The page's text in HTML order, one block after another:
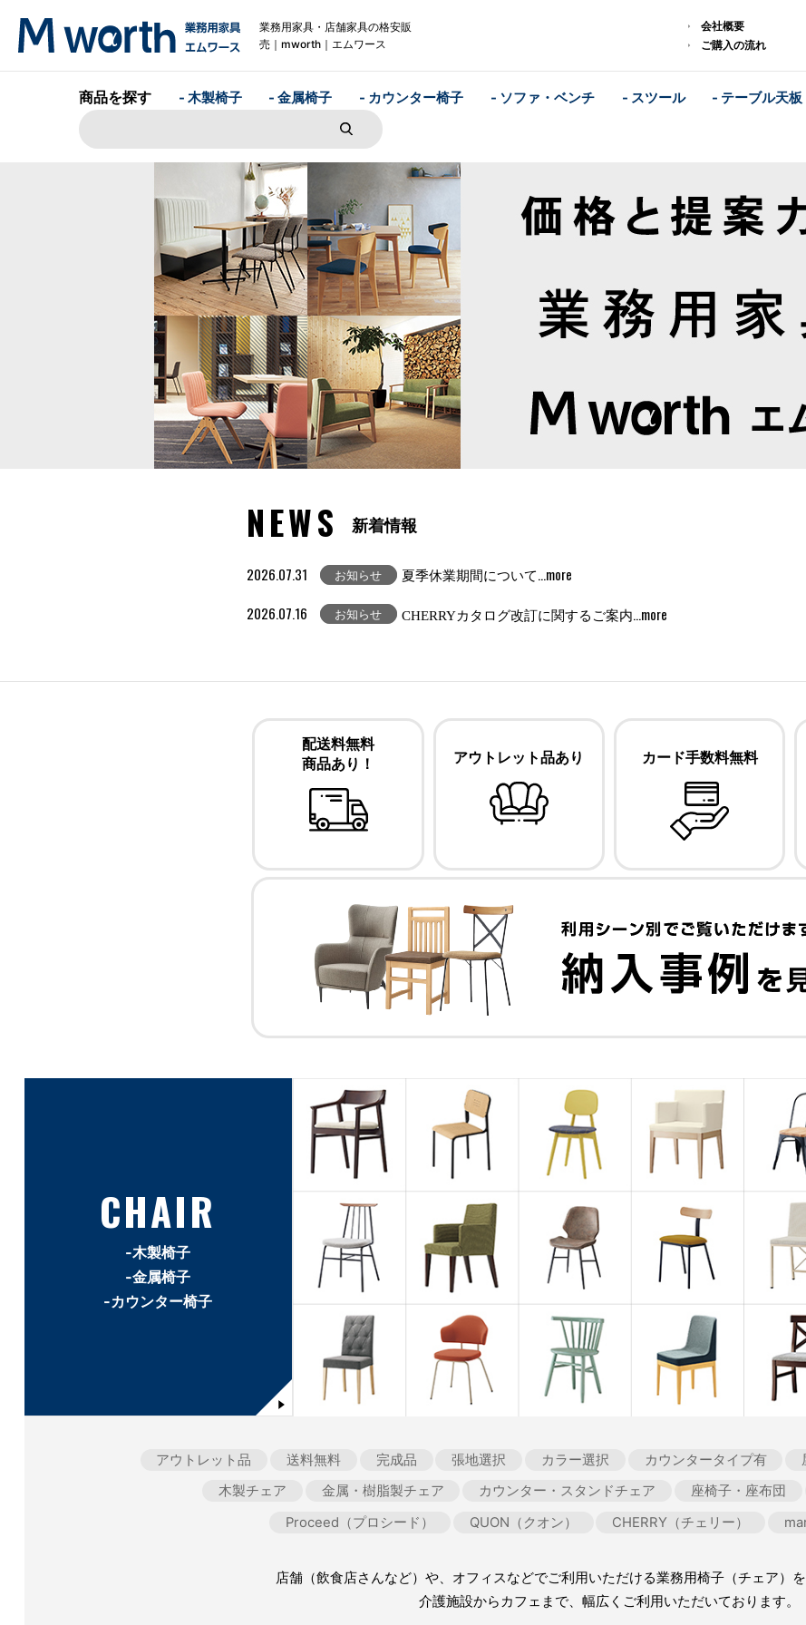
業務用家具・店舗家具の格安販
売｜mworth｜エムワース
会社概要
ご購入の流れ
商品を探す - 木製椅子 - 金属椅子 - カウンター椅子 - ソファ・ベンチ - スツール - テーブル天板
NEWS 新着情報
2026.07.31 お知らせ 夏季休業期間について…more
2026.07.16
お知らせ CHERRYカタログ改訂に関するご案内…more
配送料無料
商品あり！
アウトレット品あり カード手数料無料
CHAIR
-木製椅子
-金属椅子
-カウンター椅子
アウトレット品 送料無料 完成品 張地選択 カラー選択 カウンタータイプ有
木製チェア
金属・樹脂製チェア カウンター・スタンドチェア 座椅子・座布団
Proceed（プロシード）
QUON（クオン） CHERRY（チェリー）
店舗（飲食店さんなど）や、オフィスなどでご利用いただける業務用椅子（チェア）
介護施設からカフェまで、幅広くご利用いただいております。